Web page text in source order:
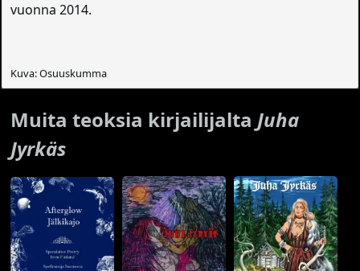
vuonna 2014.
Kuva: Osuuskumma
Muita teoksia kirjailijalta Juha
Jyrkäs